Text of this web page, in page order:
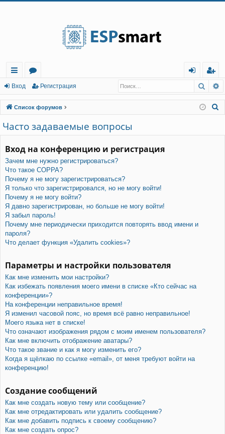
с
ы
лк
и
о
ру
м
ы
д
г
ис
тр
Вход Регистрация
Список форумов
Часто задаваемые вопросы
Вход на конференцию и регистрация
Зачем мне нужно регистрироваться?
Что такое COPPA?
Почему я не могу зарегистрироваться?
Я только что зарегистрировался, но не могу войти!
Почему я не могу войти?
Я давно зарегистрирован, но больше не могу войти!
Я забыл пароль!
Почему мне периодически приходится повторять ввод имени и
пароля?
Что делает функция «Удалить cookies»?
Параметры и настройки пользователя
Как мне изменить мои настройки?
Как избежать появления моего имени в списке «Кто сейчас на
конференции»?
На конференции неправильное время!
Я изменил часовой пояс, но время всё равно неправильное!
Моего языка нет в списке!
Что означают изображения рядом с моим именем пользователя?
Как мне включить отображение аватары?
Что такое звание и как я могу изменить его?
Когда я щёлкаю по ссылке «email», от меня требуют войти на
конференцию!
Создание сообщений
Как мне создать новую тему или сообщение?
Как мне отредактировать или удалить сообщение?
Как мне добавить подпись к своему сообщению?
Как мне создать опрос?